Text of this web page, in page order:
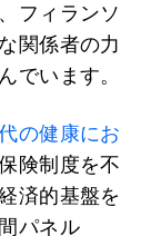
フィランソ
関係者の力
でいます。
の健康にお
険制度を不
済的基盤を
パネル